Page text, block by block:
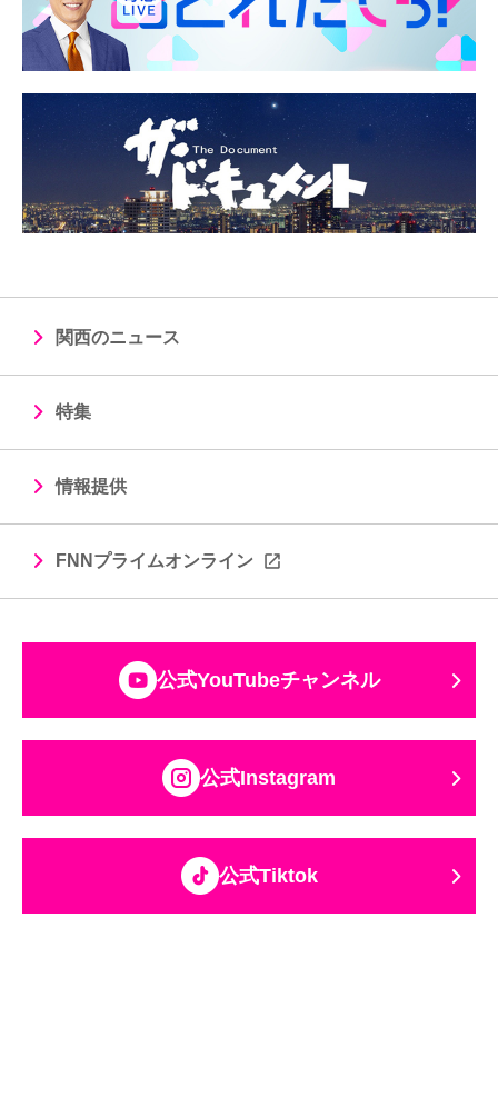
関西のニュース
特集
情報提供
FNNプライムオンライン
公式YouTubeチャンネル
公式Instagram
公式Tiktok